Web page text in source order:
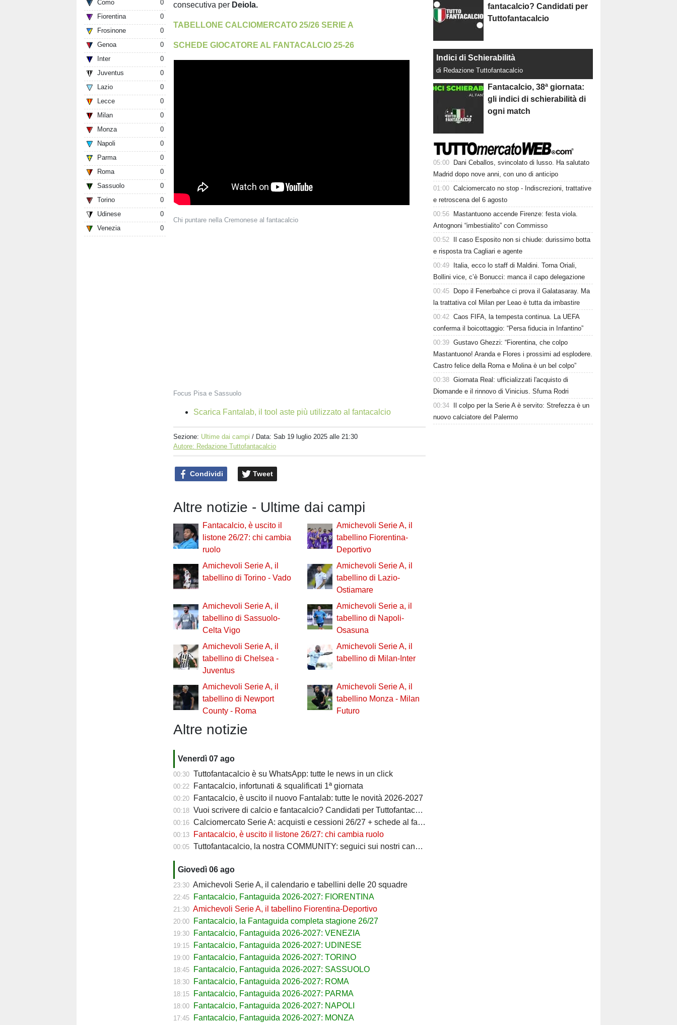
Como
0
Fiorentina
0
Frosinone
0
Genoa
0
Inter
0
Juventus
0
Lazio
0
Lecce
0
Milan
0
Monza
0
Napoli
0
Parma
0
Roma
0
Sassuolo
0
Torino
0
Udinese
0
Venezia
0
consecutiva per Deiola.
TABELLONE CALCIOMERCATO 25/26 SERIE A
SCHEDE GIOCATORE AL FANTACALCIO 25-26
Chi puntare nella Cremonese al fantacalcio
Focus Pisa e Sassuolo
Scarica Fantalab, il tool aste più utilizzato al fantacalcio
Sezione: Ultime dai campi / Data:Sab 19 luglio 2025 alle 21:30
Autore: Redazione Tuttofantacalcio
Condividi Tweet
Altre notizie - Ultime dai campi
Fantacalcio, è uscito il
listone 26/27: chi cambia
ruolo
Amichevoli Serie A, il
tabellino Fiorentina-
Deportivo
Amichevoli Serie A, il
tabellino di Torino - Vado
Amichevoli Serie A, il
tabellino di Lazio-
Ostiamare
Amichevoli Serie A, il
tabellino di Sassuolo-
Celta Vigo
Amichevoli Serie a, il
tabellino di Napoli-
Osasuna
Amichevoli Serie A, il
tabellino di Chelsea -
Juventus
Amichevoli Serie A, il
tabellino di Milan-Inter
Amichevoli Serie A, il
tabellino di Newport
County - Roma
Amichevoli Serie A, il
tabellino Monza - Milan
Futuro
Altre notizie
Venerdì 07 ago
00:30 Tuttofantacalcio è su WhatsApp: tutte le news in un click
00:22 Fantacalcio, infortunati & squalificati 1ª giornata
00:20 Fantacalcio, è uscito il nuovo Fantalab: tutte le novità 2026-2027
00:18 Vuoi scrivere di calcio e fantacalcio? Candidati per Tuttofantacalcio
00:16 Calciomercato Serie A: acquisti e cessioni 26/27 + schede al fantacalcio
00:13 Fantacalcio, è uscito il listone 26/27: chi cambia ruolo
00:05 Tuttofantacalcio, la nostra COMMUNITY: seguici sui nostri canali social
Giovedì 06 ago
23:30 Amichevoli Serie A, il calendario e tabellini delle 20 squadre
22:45 Fantacalcio, Fantaguida 2026-2027: FIORENTINA
21:30 Amichevoli Serie A, il tabellino Fiorentina-Deportivo
20:00 Fantacalcio, la Fantaguida completa stagione 26/27
19:30 Fantacalcio, Fantaguida 2026-2027: VENEZIA
19:15 Fantacalcio, Fantaguida 2026-2027: UDINESE
19:00 Fantacalcio, Fantaguida 2026-2027: TORINO
18:45 Fantacalcio, Fantaguida 2026-2027: SASSUOLO
18:30 Fantacalcio, Fantaguida 2026-2027: ROMA
18:15 Fantacalcio, Fantaguida 2026-2027: PARMA
18:00 Fantacalcio, Fantaguida 2026-2027: NAPOLI
17:45 Fantacalcio, Fantaguida 2026-2027: MONZA
fantacalcio? Candidati per
Tuttofantacalcio
Indici di Schierabilità
di Redazione Tuttofantacalcio
Fantacalcio, 38ª giornata:
gli indici di schierabilità di
ogni match
05:00
Dani Ceballos, svincolato di lusso. Ha salutato
Madrid dopo nove anni, con uno di anticipo
01:00 Calciomercato no stop - Indiscrezioni, trattative
e retroscena del 6 agosto
00:56
Mastantuono accende Firenze: festa viola.
Antognoni “imbestialito” con Commisso
00:52
Il caso Esposito non si chiude: durissimo botta
e risposta tra Cagliari e agente
00:49
Italia, ecco lo staff di Maldini. Torna Oriali,
Bollini vice, c’è Bonucci: manca il capo delegazione
00:45
Dopo il Fenerbahce ci prova il Galatasaray. Ma
la trattativa col Milan per Leao è tutta da imbastire
00:42 Caos FIFA, la tempesta continua. La UEFA
conferma il boicottaggio: “Persa fiducia in Infantino”
00:39 Gustavo Ghezzi: “Fiorentina, che colpo
Mastantuono! Aranda e Flores i prossimi ad esplodere.
Castro felice della Roma e Molina è un bel colpo”
00:38 Giornata Real: ufficializzati l'acquisto di
Diomande e il rinnovo di Vinicius. Sfuma Rodri
00:34
Il colpo per la Serie A è servito: Strefezza è un
nuovo calciatore del Palermo